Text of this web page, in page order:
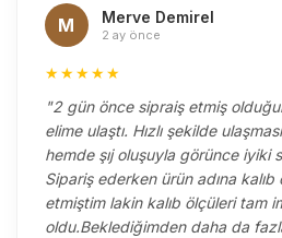
M Merve Demirel
2 ay önce
★★★★★
"2 gün önce sipraiş etmiş olduğum ürün en
elime ulaştı. Hızlı şekilde
hemde şıj oluşuyla görünce iyiki sipariş etmişim dedirtti.
Sipariş ederken ürün adına
etmiştim lakin kalıb ölçüleri tam
oldu.Beklediğimden daha da